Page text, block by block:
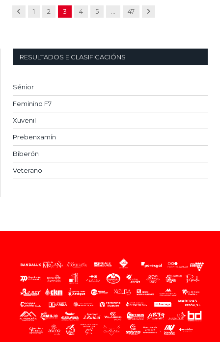
Previous
1 2 3 4 5 47 Next
RESULTADOS E CLASIFICACIÓNS
Sénior
Feminino F7
Xuvenil
Prebenxamín
Biberón
Veterano